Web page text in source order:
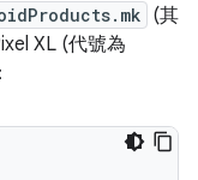
(其
XL (代號為